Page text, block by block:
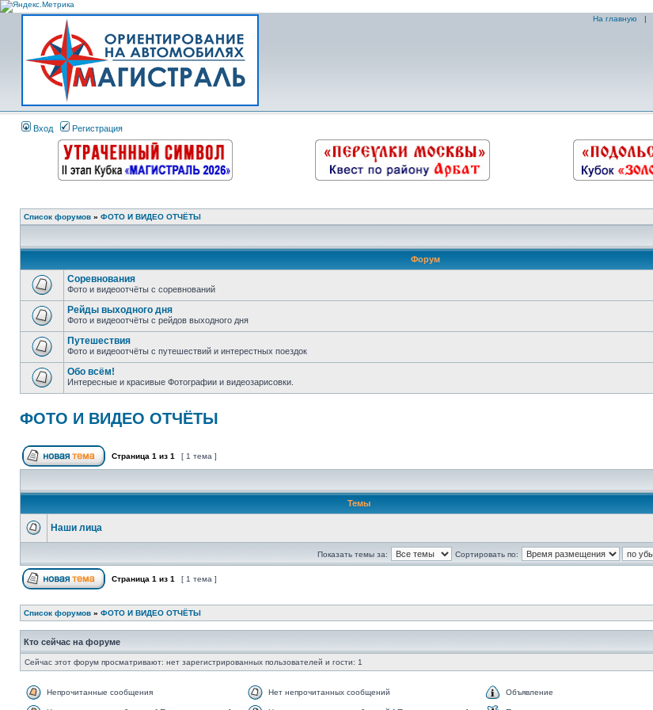
На главную |
Вход Регистрация
Список форумов » ФОТО И ВИДЕО ОТЧЁТЫ
Форум
Соревнования
Фото и видеоотчёты с соревнований
Рейды выходного дня
Фото и видеоотчёты с рейдов выходного дня
Путешествия
Фото и видеоотчёты с путешествий и интерестных поездок
Обо всём!
Интересные и красивые Фотографии и видеозарисовки.
ФОТО И ВИДЕО ОТЧЁТЫ
Страница 1 из 1 [ 1 тема ]
Темы
Наши лица
Показать темы за: Сортировать по:
Страница 1 из 1 [ 1 тема ]
Список форумов » ФОТО И ВИДЕО ОТЧЁТЫ
Кто сейчас на форуме
Сейчас этот форум просматривают: нет зарегистрированных пользователей и гости: 1
Непрочитанные сообщения Нет непрочитанных сообщений Объявление